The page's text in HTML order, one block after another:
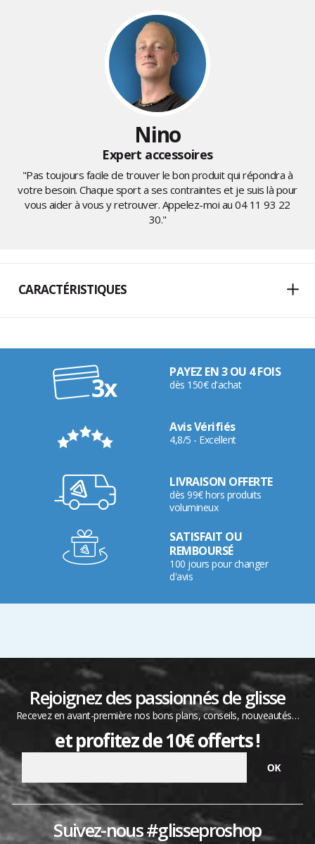
Nino
Expert accessoires
"Pas toujours facile de trouver le bon produit qui répondra à
votre besoin. Chaque sport a ses contraintes et je suis là pour
vous aider à vous y retrouver. Appelez-moi au04 11 93 22
30."
CARACTÉRISTIQUES
PAYEZ EN 3 OU 4 FOIS
dès 150€ d'achat
Avis Vérifiés
4,8/5 - Excellent
LIVRAISON OFFERTE
dès 99€ hors produits
volumineux
SATISFAIT OU
REMBOURSÉ
100 jours pour changer
d'avis
Rejoignez des passionnés de glisse
Recevez en avant-première nos bons plans, conseils, nouveautés…
et profitez de 10€ offerts !
Suivez-nous #glisseproshop